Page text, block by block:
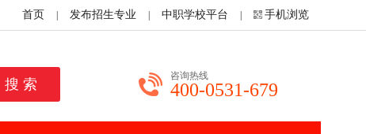
首页 发布招生专业 中职学校平台 手机浏览
咨询热线
400-0531-679